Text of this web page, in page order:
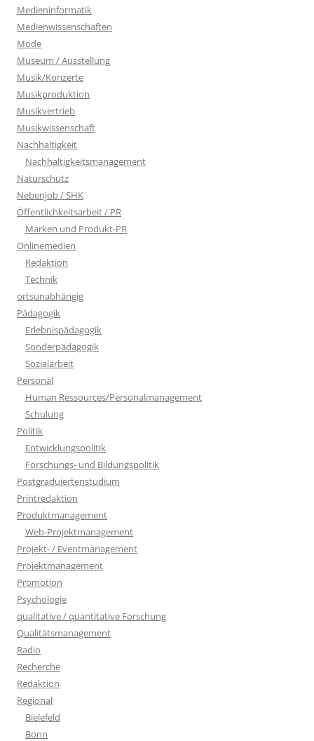
Medieninformatik
Medienwissenschaften
Mode
Museum / Ausstellung
Musik/Konzerte
Musikproduktion
Musikvertrieb
Musikwissenschaft
Nachhaltigkeit
Nachhaltigkeitsmanagement
Naturschutz
Nebenjob / SHK
Öffentlichkeitsarbeit / PR
Marken und Produkt-PR
Onlinemedien
Redaktion
Technik
ortsunabhängig
Pädagogik
Erlebnispädagogik
Sonderpädagogik
Sozialarbeit
Personal
Human Ressources/Personalmanagement
Schulung
Politik
Entwicklungspolitik
Forschungs- und Bildungspolitik
Postgraduiertenstudium
Printredaktion
Produktmanagement
Web-Projektmanagement
Projekt- / Eventmanagement
Projektmanagement
Promotion
Psychologie
qualitative / quantitative Forschung
Qualitätsmanagement
Radio
Recherche
Redaktion
Regional
Bielefeld
Bonn